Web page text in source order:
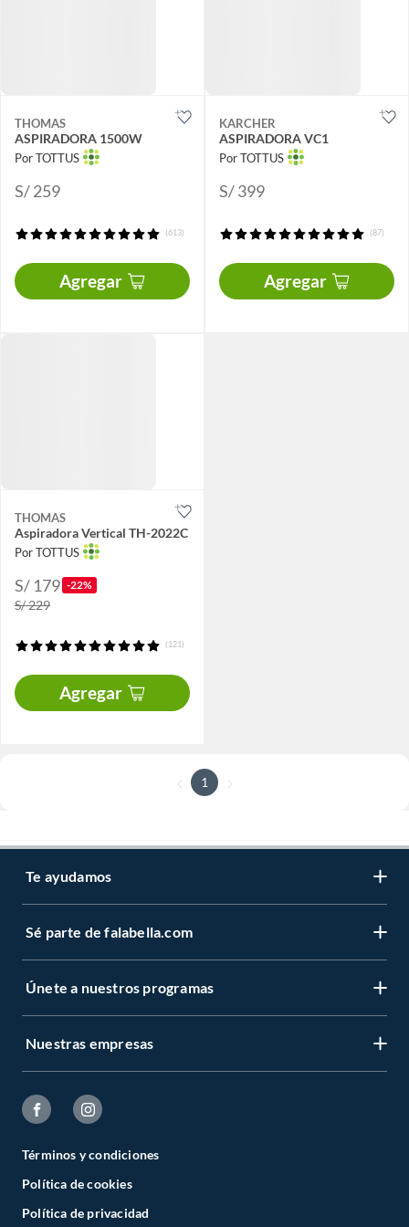
THOMAS
ASPIRADORA 1500W
Por TOTTUS
S/ 259
(613)
Agregar
KARCHER
ASPIRADORA VC1
Por TOTTUS
S/ 399
(87)
Agregar
THOMAS
Aspiradora Vertical TH-2022C
Por TOTTUS
S/ 179 -22%
S/ 229
(121)
Agregar
1
Te ayudamos
Sé parte de falabella.com
Únete a nuestros programas
Nuestras empresas
Términos y condiciones
Política de cookies
Política de privacidad